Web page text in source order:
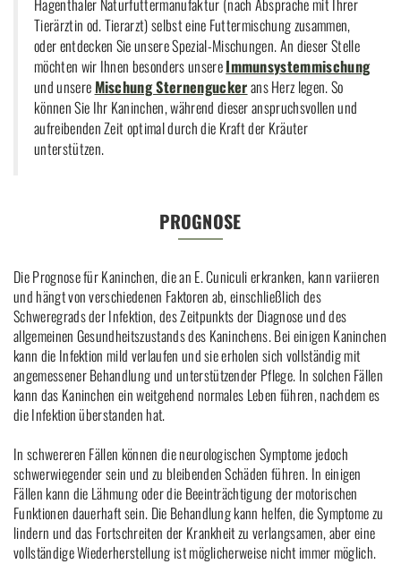
Hagenthaler Naturfuttermanufaktur (nach Absprache mit Ihrer
Tierärztin od. Tierarzt) selbst eine Futtermischung zusammen,
oder entdecken Sie unsere Spezial-Mischungen. An dieser Stelle
möchten wir Ihnen besonders unsereImmunsystemmischung
und unsere Mischung Sternenguckerans Herz legen. So
können Sie Ihr Kaninchen, während dieser anspruchsvollen und
aufreibenden Zeit optimal durch die Kraft der Kräuter
unterstützen.
PROGNOSE
Die Prognose für Kaninchen, die an E. Cuniculi erkranken, kann variieren
und hängt von verschiedenen Faktoren ab, einschließlich des
Schweregrads der Infektion, des Zeitpunkts der Diagnose und des
allgemeinen Gesundheitszustands des Kaninchens. Bei einigen Kaninchen
kann die Infektion mild verlaufen und sie erholen sich vollständig mit
angemessener Behandlung und unterstützender Pflege. In solchen Fällen
kann das Kaninchen ein weitgehend normales Leben führen, nachdem es
die Infektion überstanden hat.
In schwereren Fällen können die neurologischen Symptome jedoch
schwerwiegender sein und zu bleibenden Schäden führen. In einigen
Fällen kann die Lähmung oder die Beeinträchtigung der motorischen
Funktionen dauerhaft sein. Die Behandlung kann helfen, die Symptome zu
lindern und das Fortschreiten der Krankheit zu verlangsamen, aber eine
vollständige Wiederherstellung ist möglicherweise nicht immer möglich.